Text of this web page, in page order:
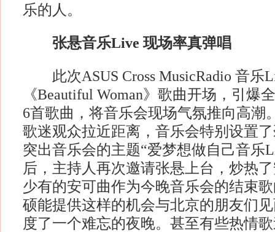
乐的人。
张悬音乐Live 现场率真弹唱
此次ASUS Cross MusicRadio 音乐
《Beautiful Woman》歌曲开场，引爆
6首歌曲，将音乐会现场气氛推向高潮
歌迷观众拉近距离，音乐会特别设置
突出音乐会的主题“爱梦想做自己音乐
后，主持人再次邀请张悬上台，炒热
少有的安可曲作为今晚音乐会的结束
硕能提供这样的机会与北京的朋友们
度了一个难忘的夜晚。甚至有些热情